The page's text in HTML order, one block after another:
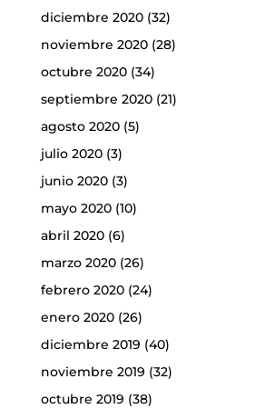
diciembre 2020(32)
noviembre 2020(28)
octubre 2020(34)
septiembre 2020(21)
agosto 2020(5)
julio 2020(3)
junio 2020(3)
mayo 2020(10)
abril 2020(6)
marzo 2020(26)
febrero 2020(24)
enero 2020(26)
diciembre 2019 (40)
noviembre 2019 (32)
octubre 2019 (38)